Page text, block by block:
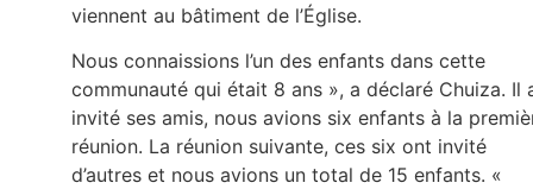
viennent au bâtiment de l’Église.
Nous connaissions l’un des enfants dans cette
communauté qui était 8 ans », a déclaré Chuiza. Il
invité ses amis, nous avions six enfants à la
réunion. La réunion suivante, ces six ont invité
d’autres et nous avions un total de 15 enfants. «